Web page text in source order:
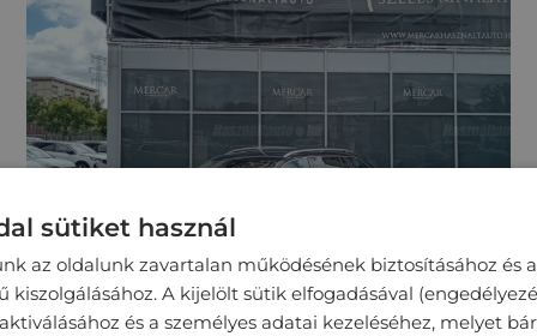
sütiket használ
az oldalunk zavartalan működésének biztosításához és
kiszolgálásához. A kijelölt sütik elfogadásával
és a személyes adatai kezeléséhez, melyet